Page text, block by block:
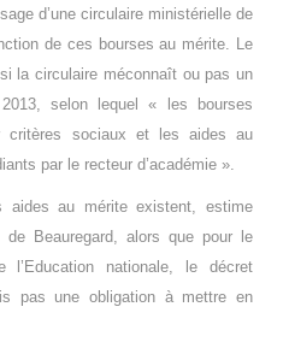
d’une circulaire ministérielle de
de ces bourses au mérite. Le
la circulaire méconnaît ou pas un
selon lequel « les bourses
critères sociaux et les aides au
par le recteur d’académie ».
au mérite existent, estime
de Beauregard, alors que pour le
l’Education nationale, le décret
pas une obligation à mettre en